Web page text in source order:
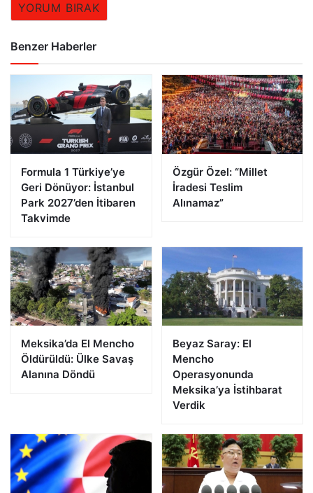
YORUM BIRAK
Benzer Haberler
Formula 1 Türkiye’ye
Geri Dönüyor: İstanbul
Park 2027’den İtibaren
Takvimde
Özgür Özel: “Millet
İradesi Teslim
Alınamaz”
Meksika’da El Mencho
Öldürüldü: Ülke Savaş
Alanına Döndü
Beyaz Saray: El
Mencho
Operasyonunda
Meksika’ya İstihbarat
Verdik